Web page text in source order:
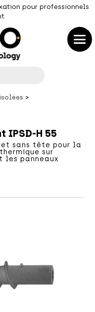
pour professionnels
IPSD-H 55
sans tête pour la
sur
les panneaux